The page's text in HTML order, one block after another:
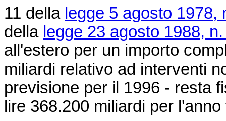
11 della legge 5 agosto 1978,
della legge 23 agosto 1988,
all'estero per un importo
miliardi relativo ad interventi
previsione per il 1996 - resta
lire 368.200 miliardi per